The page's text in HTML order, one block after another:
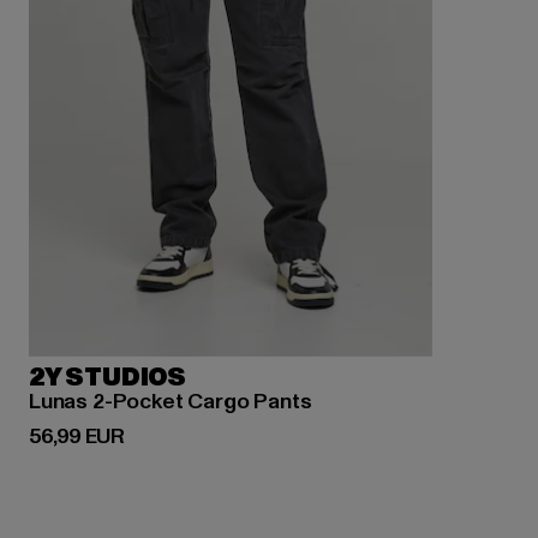
2Y STUDIOS
Lunas 2-Pocket Cargo Pants
56,99 EUR
Derzeitiger Preis: 56,99 EUR